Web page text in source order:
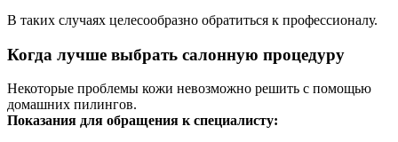
В таких случаях целесообразно обратиться к профессионалу.
Когда лучше выбрать салонную процедуру
Некоторые проблемы кожи невозможно решить с помощью
домашних пилингов.
Показания для обращения к специалисту: